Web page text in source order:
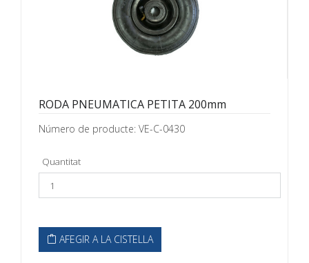
RODA PNEUMATICA PETITA 200mm
Número de producte: VE-C-0430
Quantitat
AFEGIR A LA CISTELLA